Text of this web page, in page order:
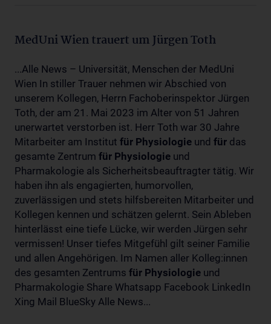
MedUni Wien trauert um Jürgen Toth
...Alle News – Universität, Menschen der MedUni
Wien In stiller Trauer nehmen wir Abschied von
unserem Kollegen, Herrn Fachoberinspektor Jürgen
Toth, der am 21. Mai 2023 im Alter von 51 Jahren
unerwartet verstorben ist. Herr Toth war 30 Jahre
Mitarbeiter am Institut für Physiologie und für das
gesamte Zentrum für Physiologie und
Pharmakologie als Sicherheitsbeauftragter tätig. Wir
haben ihn als engagierten, humorvollen,
zuverlässigen und stets hilfsbereiten Mitarbeiter und
Kollegen kennen und schätzen gelernt. Sein Ableben
hinterlässt eine tiefe Lücke, wir werden Jürgen sehr
vermissen! Unser tiefes Mitgefühl gilt seiner Familie
und allen Angehörigen. Im Namen aller Kolleg:innen
des gesamten Zentrums für Physiologie und
Pharmakologie Share Whatsapp Facebook LinkedIn
Xing Mail BlueSky Alle News...